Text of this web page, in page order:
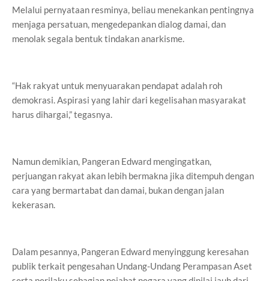
Melalui pernyataan resminya, beliau menekankan pentingnya
menjaga persatuan, mengedepankan dialog damai, dan
menolak segala bentuk tindakan anarkisme.
“Hak rakyat untuk menyuarakan pendapat adalah roh
demokrasi. Aspirasi yang lahir dari kegelisahan masyarakat
harus dihargai,” tegasnya.
Namun demikian, Pangeran Edward mengingatkan,
perjuangan rakyat akan lebih bermakna jika ditempuh dengan
cara yang bermartabat dan damai, bukan dengan jalan
kekerasan.
Dalam pesannya, Pangeran Edward menyinggung keresahan
publik terkait pengesahan Undang-Undang Perampasan Aset